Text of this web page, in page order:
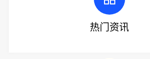
热门资讯